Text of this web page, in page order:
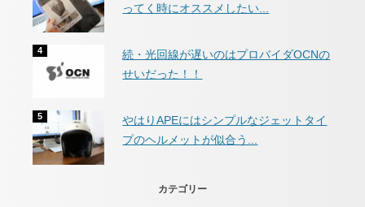
ってく時にオススメしたい...
続・光回線が遅いのはプロバイダOCNの
せいだった！！
やはりAPEにはシンプルなジェットタイ
プのヘルメットが似合う...
カテゴリー